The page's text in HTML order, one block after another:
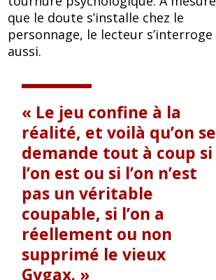
que le doute s’installe chez le
personnage, le lecteur s’interroge
aussi.
Le jeu confine à la
réalité, et voilà qu’on se
demande tout à coup si
l’on est ou si l’on n’est
pas un véritable
coupable, si l’on a
réellement ou non
supprimé le vieux
Gygax.